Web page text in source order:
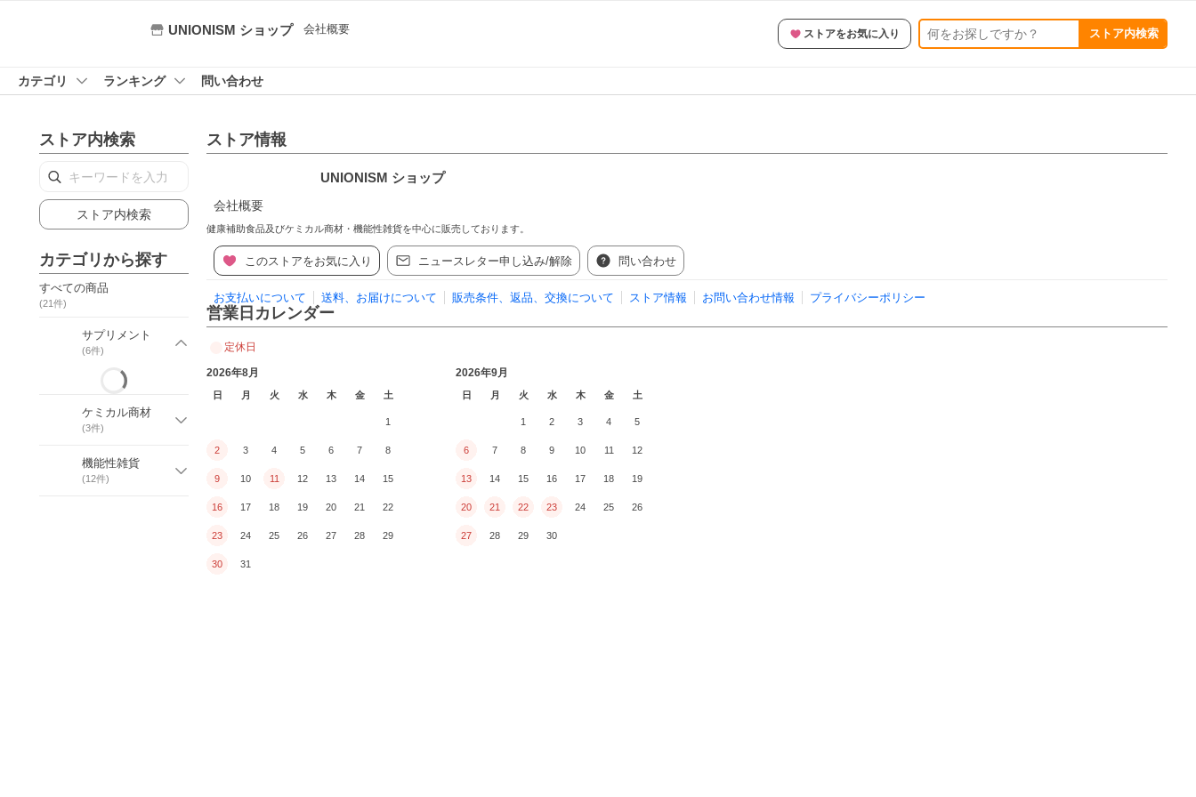
UNIONISM ショップ 会社概要 ストアをお気に入り ストア内検索
カテゴリ ランキング 問い合わせ
ストア内検索
ストア内検索
カテゴリから探す
すべての商品
(21件)
サプリメント
(6件)
ケミカル商材
(3件)
機能性雑貨
(12件)
ストア情報
UNIONISM ショップ
会社概要
健康補助食品及びケミカル商材・機能性雑貨を中心に販売しております。
このストアをお気に入り ニュースレター申し込み/解除 問い合わせ
お支払いについて 送料、お届けについて 販売条件、返品、交換について ストア情報 お問い合わせ情報 プライバシーポリシー
営業日カレンダー
定休日
2026年8月
日 月 火 水 木 金 土
1
2 3 4 5 6 7 8
9 10 11 12 13 14 15
16 17 18 19 20 21 22
23 24 25 26 27 28 29
30 31
2026年9月
日 月 火 水 木 金 土
1 2 3 4 5
6 7 8 9 10 11 12
13 14 15 16 17 18 19
20 21 22 23 24 25 26
27 28 29 30